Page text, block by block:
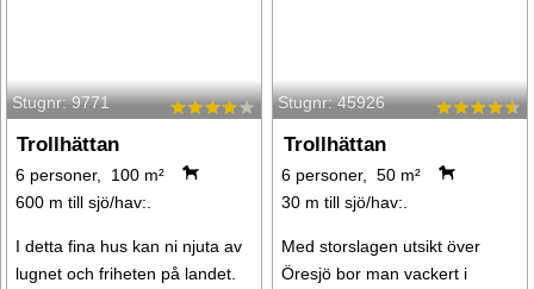
Stugnr: 9771
Trollhättan
6 personer, 100 m²
600 m till sjö/hav:.
I detta fina hus kan ni njuta av
lugnet och friheten på landet.
Stugnr: 45926
Trollhättan
6 personer, 50 m²
30 m till sjö/hav:.
Med storslagen utsikt över
Öresjö bor man vackert i